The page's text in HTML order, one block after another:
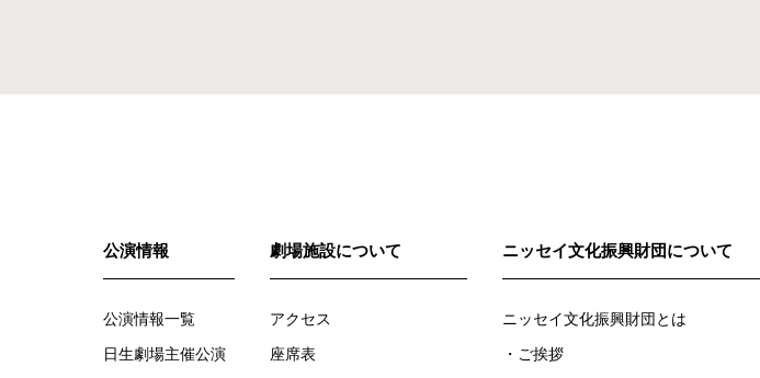
公演情報
公演情報一覧
日生劇場主催公演
劇場施設について
アクセス
座席表
ニッセイ文化振興財団について
ニッセイ文化振興財団とは
ご挨拶